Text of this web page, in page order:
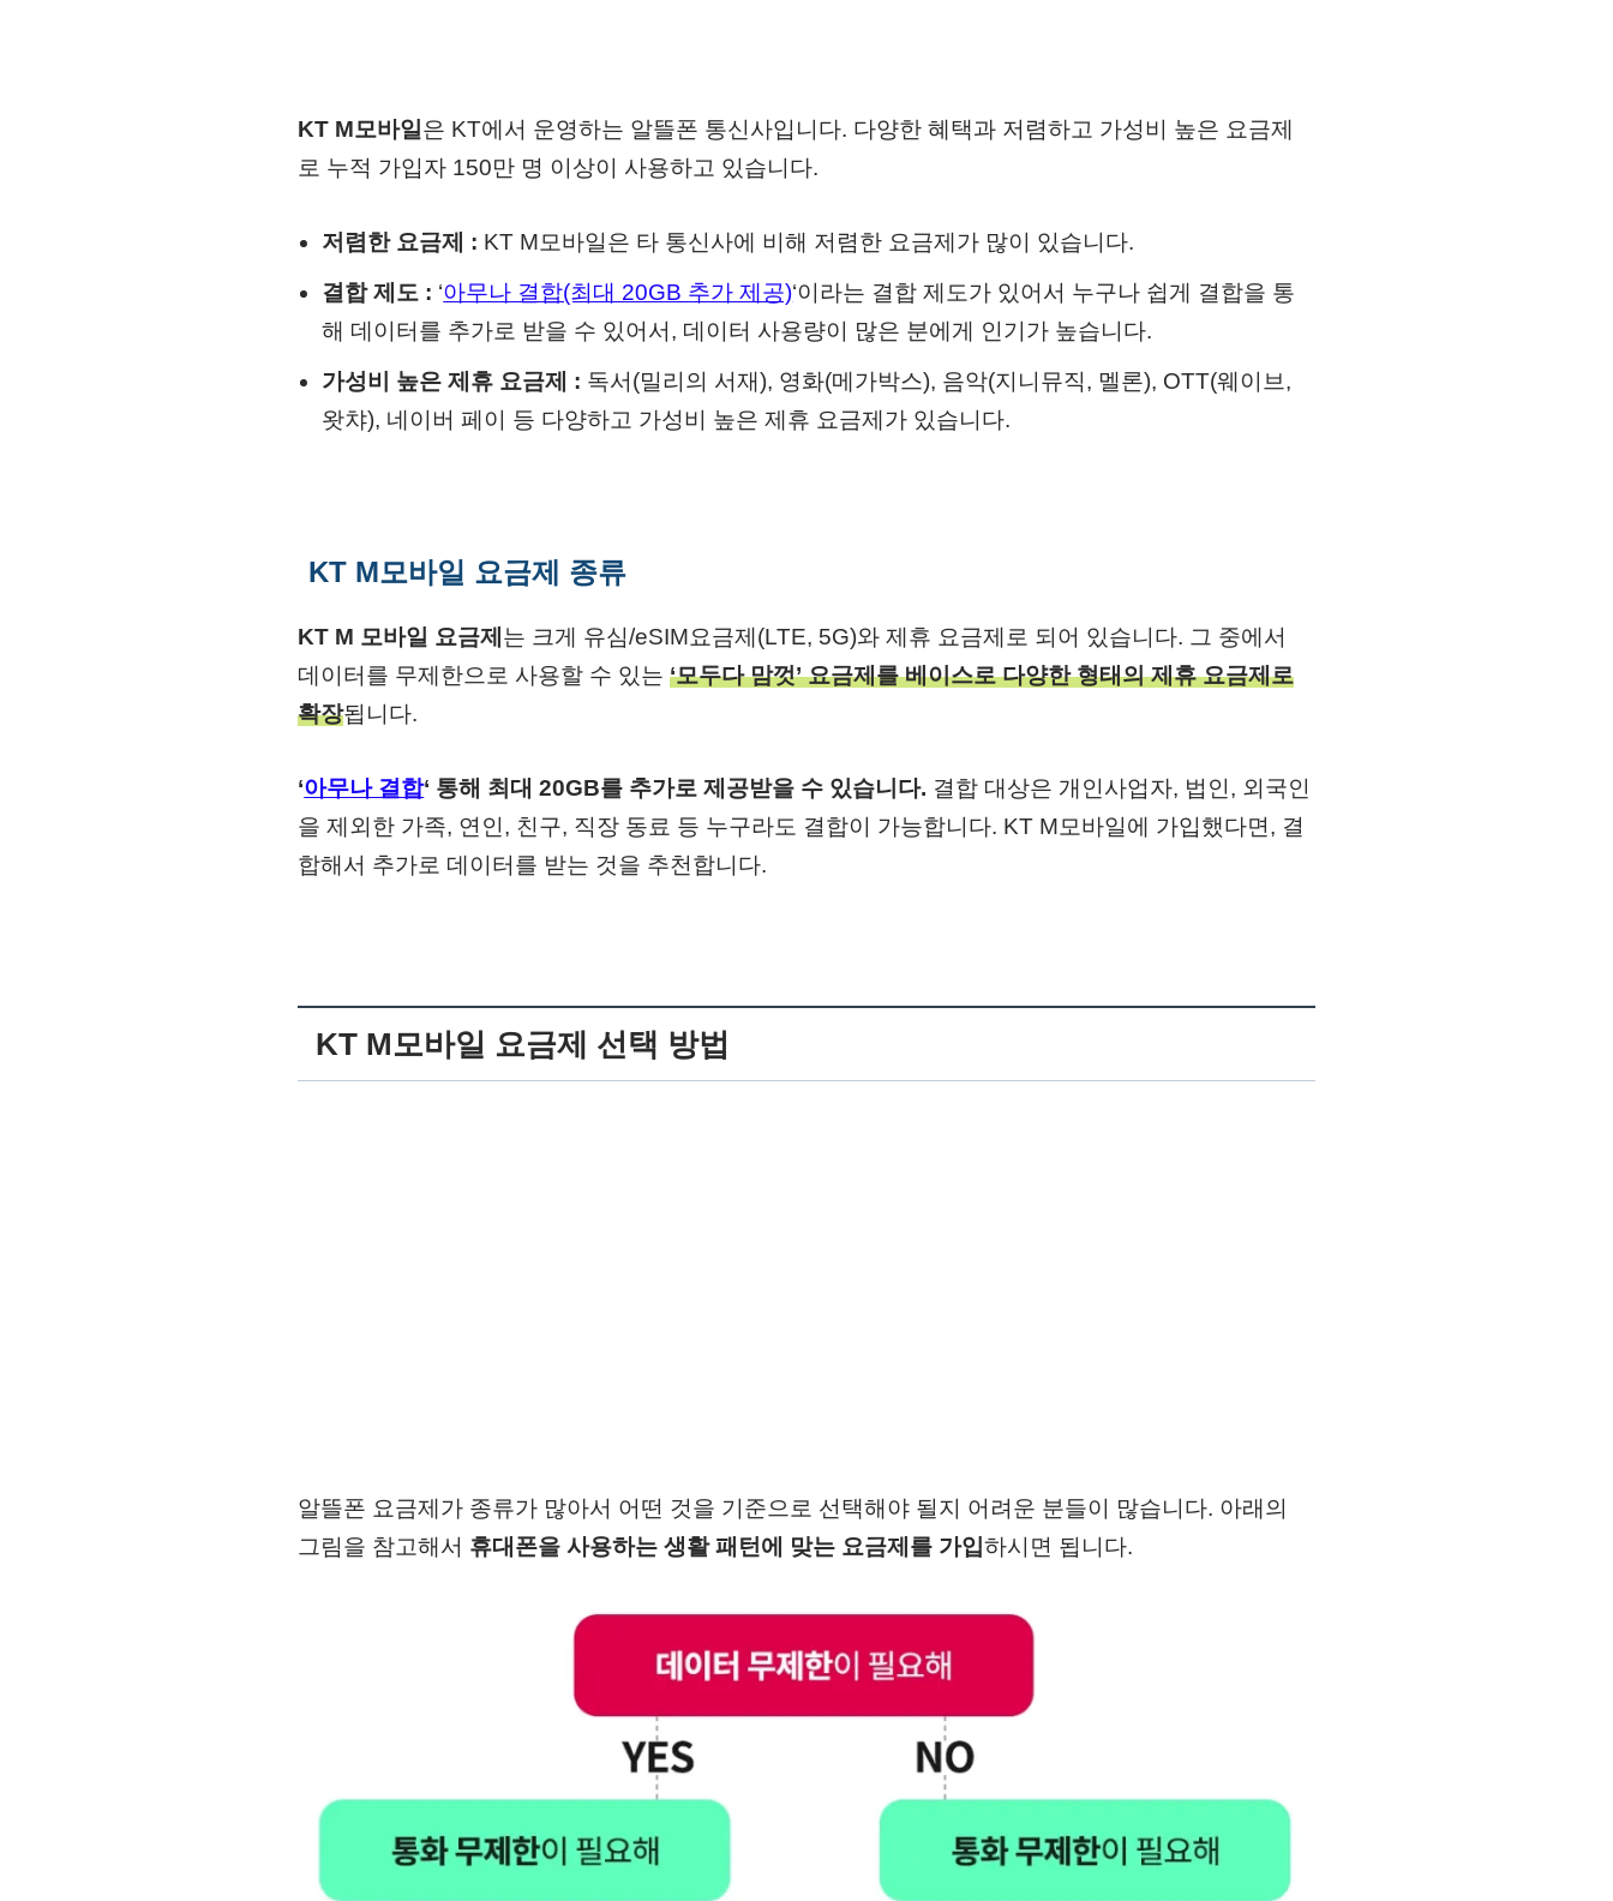
KT M모바일 은 KT에서 운영하는 알뜰폰 통신사입니다. 다양한 혜택과 저렴하고 가성비 높은 요금제
로 누적 가입자 150만 명 이상이 사용하고 있습니다.
저렴한 요금제 : KT M모바일은 타 통신사에 비해 저렴한 요금제가 많이 있습니다.
결합 제도 : ‘아무나 결합(최대 20GB 추가 제공)‘이라는 결합 제도가 있어서 누구나 쉽게 결합을 통
해 데이터를 추가로 받을 수 있어서, 데이터 사용량이 많은 분에게 인기가 높습니다.
가성비 높은 제휴 요금제 : 독서(밀리의 서재), 영화(메가박스), 음악(지니뮤직, 멜론), OTT(웨이브,
왓챠), 네이버 페이 등 다양하고 가성비 높은 제휴 요금제가 있습니다.
KT M모바일 요금제 종류
KT M 모바일 요금제 는 크게 유심/eSIM요금제(LTE, 5G)와 제휴 요금제로 되어 있습니다. 그 중에서
데이터를 무제한으로 사용할 수 있는‘모두다 맘껏’ 요금제를 베이스로 다양한 형태의 제휴 요금제로
확장됩니다.
‘아무나 결합‘ 통해 최대 20GB를 추가로 제공받을 수 있습니다. 결합 대상은 개인사업자, 법인, 외국인
을 제외한 가족, 연인, 친구, 직장 동료 등 누구라도 결합이 가능합니다. KT M모바일에 가입했다면, 결
합해서 추가로 데이터를 받는 것을 추천합니다.
KT M모바일 요금제 선택 방법
알뜰폰 요금제가 종류가 많아서 어떤 것을 기준으로 선택해야 될지 어려운 분들이 많습니다. 아래의
그림을 참고해서 휴대폰을 사용하는 생활 패턴에 맞는 요금제를 가입하시면 됩니다.